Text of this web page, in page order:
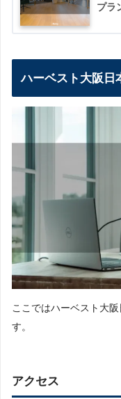
プラ
ハーベスト大阪日
ここではハーベスト大
す。
アクセス